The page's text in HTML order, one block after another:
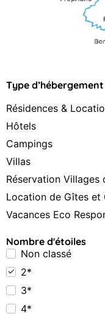
Type d’hébergement
Résidences &
Hôtels
Campings
Villas
Réservation Villages
Location de Gîtes et
Vacances Eco
Nombre d'étoiles
Non classé
2*
3*
4*